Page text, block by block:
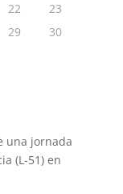
22
23
29
30
una jornada
(L-51) en